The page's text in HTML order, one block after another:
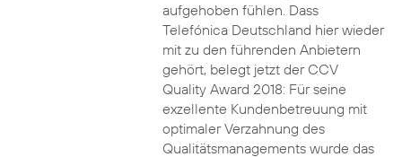
aufgehoben fühlen. Dass
Telefónica Deutschland hier wieder
mit zu den führenden Anbietern
gehört, belegt jetzt der CCV
Quality Award 2018: Für seine
exzellente Kundenbetreuung mit
optimaler Verzahnung des
Qualitätsmanagements wurde das